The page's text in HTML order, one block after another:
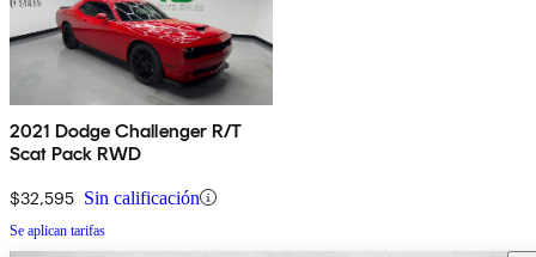
2021 Dodge Challenger R/T
Scat Pack RWD
$32,595 Sin calificación
Se aplican tarifas